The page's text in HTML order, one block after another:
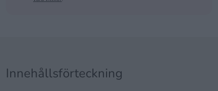
Innehållsförteckning